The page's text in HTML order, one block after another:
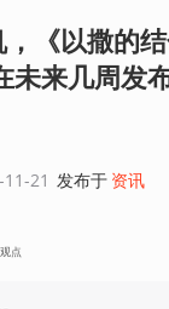
《以撒的
未来几周发
21 发布于 资讯
点